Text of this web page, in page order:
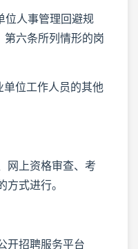
位人事管理回避规
第六条所列情形的岗
单位工作人员的其他
网上资格审查、考
式进行。
开招聘服务平台